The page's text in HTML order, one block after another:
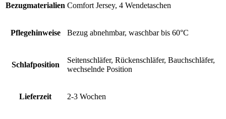
Bezugmaterialien Comfort Jersey, 4 Wendetaschen
Pflegehinweise Bezug abnehmbar, waschbar bis 60°C
Schlafposition
Seitenschläfer, Rückenschläfer, Bauchschläfer,
wechselnde Position
Lieferzeit 2-3 Wochen